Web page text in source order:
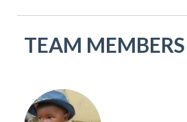
TEAM MEMBERS